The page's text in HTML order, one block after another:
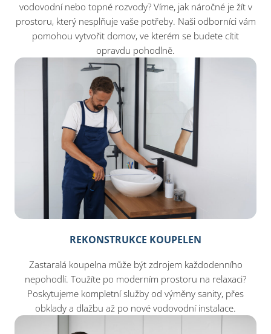
vodovodní nebo topné rozvody? Víme, jak náročné je žít v
prostoru, který nesplňuje vaše potřeby. Naši odborníci vám
pomohou vytvořit domov, ve kterém se budete cítit
opravdu pohodlně.
REKONSTRUKCE KOUPELEN
Zastaralá koupelna může být zdrojem každodenního
nepohodlí. Toužíte po moderním prostoru na relaxaci?
Poskytujeme kompletní služby od výměny sanity, přes
obklady a dlažbu až po nové vodovodní instalace.